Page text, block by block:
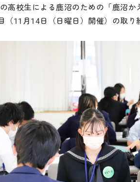
高校生による鹿沼のための「鹿沼
（11月14日（日曜日）開催）の取り